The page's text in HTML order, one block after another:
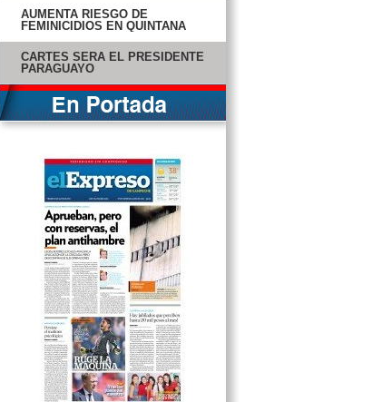
AUMENTA RIESGO DE
FEMINICIDIOS EN QUINTANA
CARTES SERÁ EL PRESIDENTE
PARAGUAYO
CAE ACTIVIDAD INDUSTRIAL A
SU PEOR NIVEL EN 3 AÑOS
CHOFER DE PIPA
HOMBRE DE OHIO ERA UN
“MONSTRUO”
CHELA Y CELIA, LEJOS DEL
ROCK AND ROLL
EL PAPA FRANCISCO RECIBE AL
PAPA COPTO
RED BULL Y FERRARI LIDERAN
ENTRENAMIENTOS
FINANZAS, POPULISMO O
¿CÓMO?
CAPELLO: FERGUSON SE